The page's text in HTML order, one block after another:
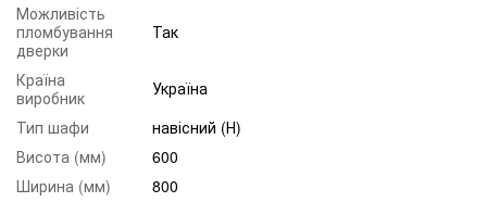
Можливість
пломбування
дверки
Так
Країна
виробник
Україна
Тип шафи
навісний (Н)
Висота (мм)
600
Ширина (мм)
800